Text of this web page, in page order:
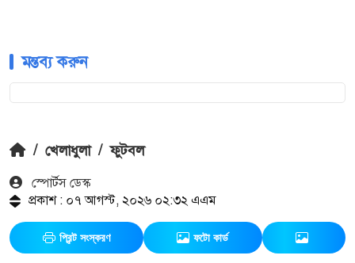
মন্তব্য করুন
/ খেলাধুলা / ফুটবল
স্পোর্টস ডেস্ক
প্রকাশ : ০৭ আগস্ট, ২০২৬ ০২:৩২ এএম
প্রিন্ট সংস্করণ ফটো কার্ড